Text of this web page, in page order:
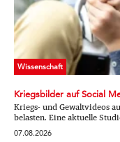
Wissenschaft
Kriegsbilder auf Social
Kriegs- und Gewaltvideos
belasten. Eine aktuelle
07.08.2026